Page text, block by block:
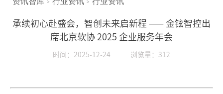
> >
承续初心赴盛会，智创未来启新程 —— 金铉智控出
席北京软协 2025 企业服务年会
时间：2025-12-24 浏览量：312